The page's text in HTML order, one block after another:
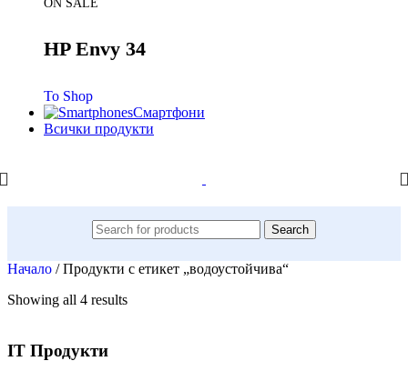
ON SALE
HP Envy 34
To Shop
Смартфони
Всички продукти
Search
Начало / Продукти с етикет „водоустойчива“
Showing all 4 results
IT Продукти